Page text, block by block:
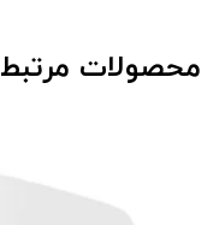
محصولات مرتبط